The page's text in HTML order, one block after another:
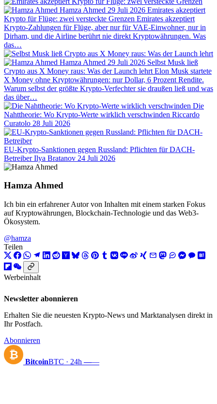
Hamza Ahmed 29 Juli 2026 Emirates akzeptiert
Krypto für Flüge: zwei versteckte Grenzen Emirates akzeptiert
Krypto-Zahlungen für Flüge, aber nur für VAE-Einwohner, nur in
Dirham, und die Airline berührt nie direkt Kryptowährungen. Was
das…
Hamza Ahmed 29 Juli 2026 Selbst Musk ließ
Crypto aus X Money raus: Was der Launch lehrt Elon Musk startete
X Money ohne Kryptowährungen: nur Dollar, 6 Prozent Rendite.
Warum selbst der größte Krypto-Verfechter sie draußen ließ und was
das über…
Die
Nahttheorie: Wo Krypto-Werte wirklich verschwinden Riccardo
Curatolo 28 Juli 2026
EU-Krypto-Sanktionen gegen Russland: Pflichten für DACH-
Betreiber Ilya Bratanov 24 Juli 2026
Hamza Ahmed
Ich bin ein erfahrener Autor von Inhalten mit einem starken Fokus
auf Kryptowährungen, Blockchain-Technologie und das Web3-
Ökosystem.
@hamza
Teilen
Werbeinhalt
Newsletter abonnieren
Erhalten Sie die neuesten Krypto-News und Marktanalysen direkt in
Ihr Postfach.
Abonnieren
₿
BitcoinBTC · 24h ——